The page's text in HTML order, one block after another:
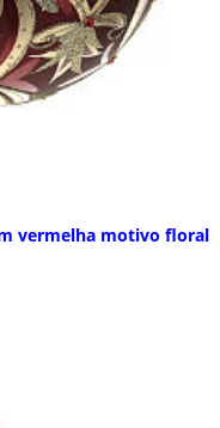
vermelha motivo floral